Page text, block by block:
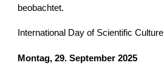
beobachtet.
International Day of Scientific Culture
Montag, 29. September 2025